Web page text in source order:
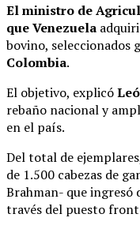
El ministro de
que Venezuela
bovino, seleccionados
Colombia.
El objetivo, explicó
rebaño nacional y
en el país.
Del total de
de 1.500 cabezas de
Brahman- que
través del puesto